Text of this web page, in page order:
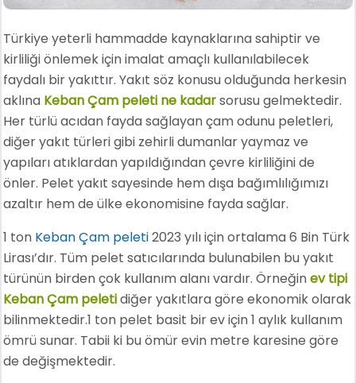
Türkiye yeterli hammadde kaynaklarına sahiptir ve
kirliliği önlemek için imalat amaçlı kullanılabilecek
faydalı bir yakıttır. Yakıt söz konusu olduğunda herkesin
aklına Keban Çam peleti ne kadarsorusu gelmektedir.
Her türlü acıdan fayda sağlayan çam odunu peletleri,
diğer yakıt türleri gibi zehirli dumanlar yaymaz ve
yapıları atıklardan yapıldığından çevre kirliliğini de
önler. Pelet yakıt sayesinde hem dışa bağımlılığımızı
azaltır hem de ülke ekonomisine fayda sağlar.
1 ton Keban Çam peleti2023 yılı için ortalama 6 Bin Türk
Lirası’dır. Tüm pelet satıcılarında bulunabilen bu yakıt
türünün birden çok kullanım alanı vardır. Örneğinev tipi
Keban Çam peletidiğer yakıtlara göre ekonomik olarak
bilinmektedir.1 ton pelet basit bir ev için 1 aylık kullanım
ömrü sunar. Tabii ki bu ömür evin metre karesine göre
de değişmektedir.